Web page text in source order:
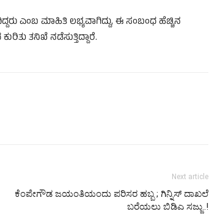
ಎಂಬ ಮಾಹಿತಿ ಲಭ್ಯವಾಗಿದ್ದು, ಈ ಸಂಬಂಧ ಹೆಚ್ಚಿನ
ತನಿಖೆ ನಡೆಸುತ್ತಿದ್ದಾರೆ.
Next article
ಕೆಂಪೇಗೌಡ ಜಯಂತಿಯಂದು ಪರಿಸರ ಹಬ್ಬ ; ಗಿನ್ನಿಸ್ ದಾಖಲೆ
ಬರೆಯಲು ಬಿಡಿಎ ಸಜ್ಜು..!